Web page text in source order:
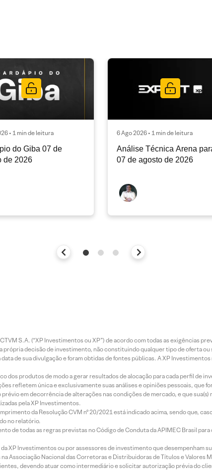
• 1 min de leitura
do Giba 07 de
de 2026
6 Ago 2026 • 1 min de leitura
Análise Técnica Arena
07 de agosto de 2026
S.A. (“XP Investimentos ou XP”) de acordo com todas as exigências
decisão de investimento, não constituindo qualquer tipo de oferta
de sua divulgação e foram obtidas de fontes públicas. A XP
dos produtos de modo a gerar resultados de alocação para cada perfil de
refletem única e exclusivamente suas análises e opiniões pessoais, que
em decorrência de alterações nas condições de mercado, e que
pela XP Investimentos.
da Resolução CVM nº 20/2021 está indicado acima, sendo que,
no relatório.
de todas as regras previstas no Código de Conduta da APIMEC Brasil
XP Investimentos ou por assessores de investimento que desempenham
Associação Nacional das Corretoras e Distribuidoras de Títulos e Valores
devendo atuar como intermediário e solicitar autorização prévia do